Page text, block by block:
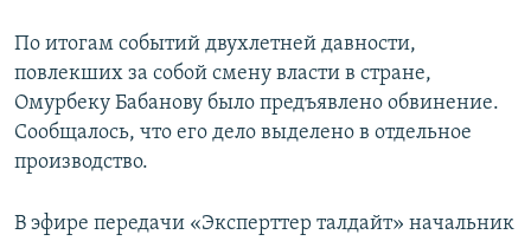
По итогам событий двухлетней давности,
повлекших за собой смену власти в стране,
Омурбеку Бабанову было предъявлено обвинение.
Сообщалось, что его дело выделено в отдельное
производство.
В эфире передачи «Эксперттер талдайт» начальник